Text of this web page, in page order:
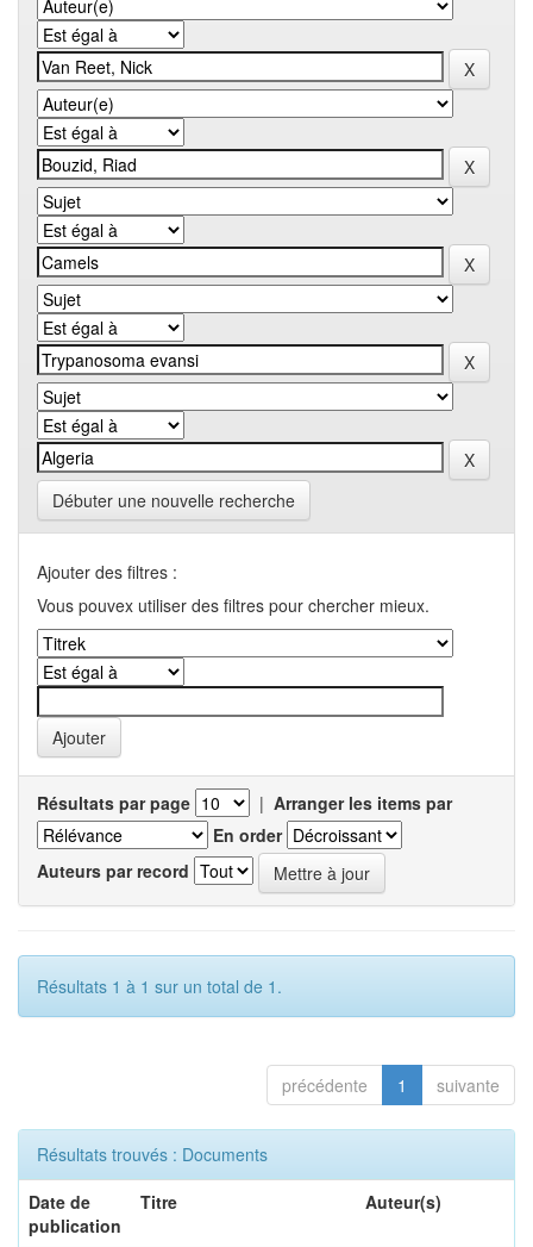
Débuter une nouvelle recherche
Ajouter des filtres :
Vous pouvex utiliser des filtres pour chercher mieux.
Résultats par page | Arranger les items par
En order
Auteurs par record
Résultats 1 à 1 sur un total de 1.
précédente 1 suivante
Résultats trouvés : Documents
Date de
publication
Titre Auteur(s)